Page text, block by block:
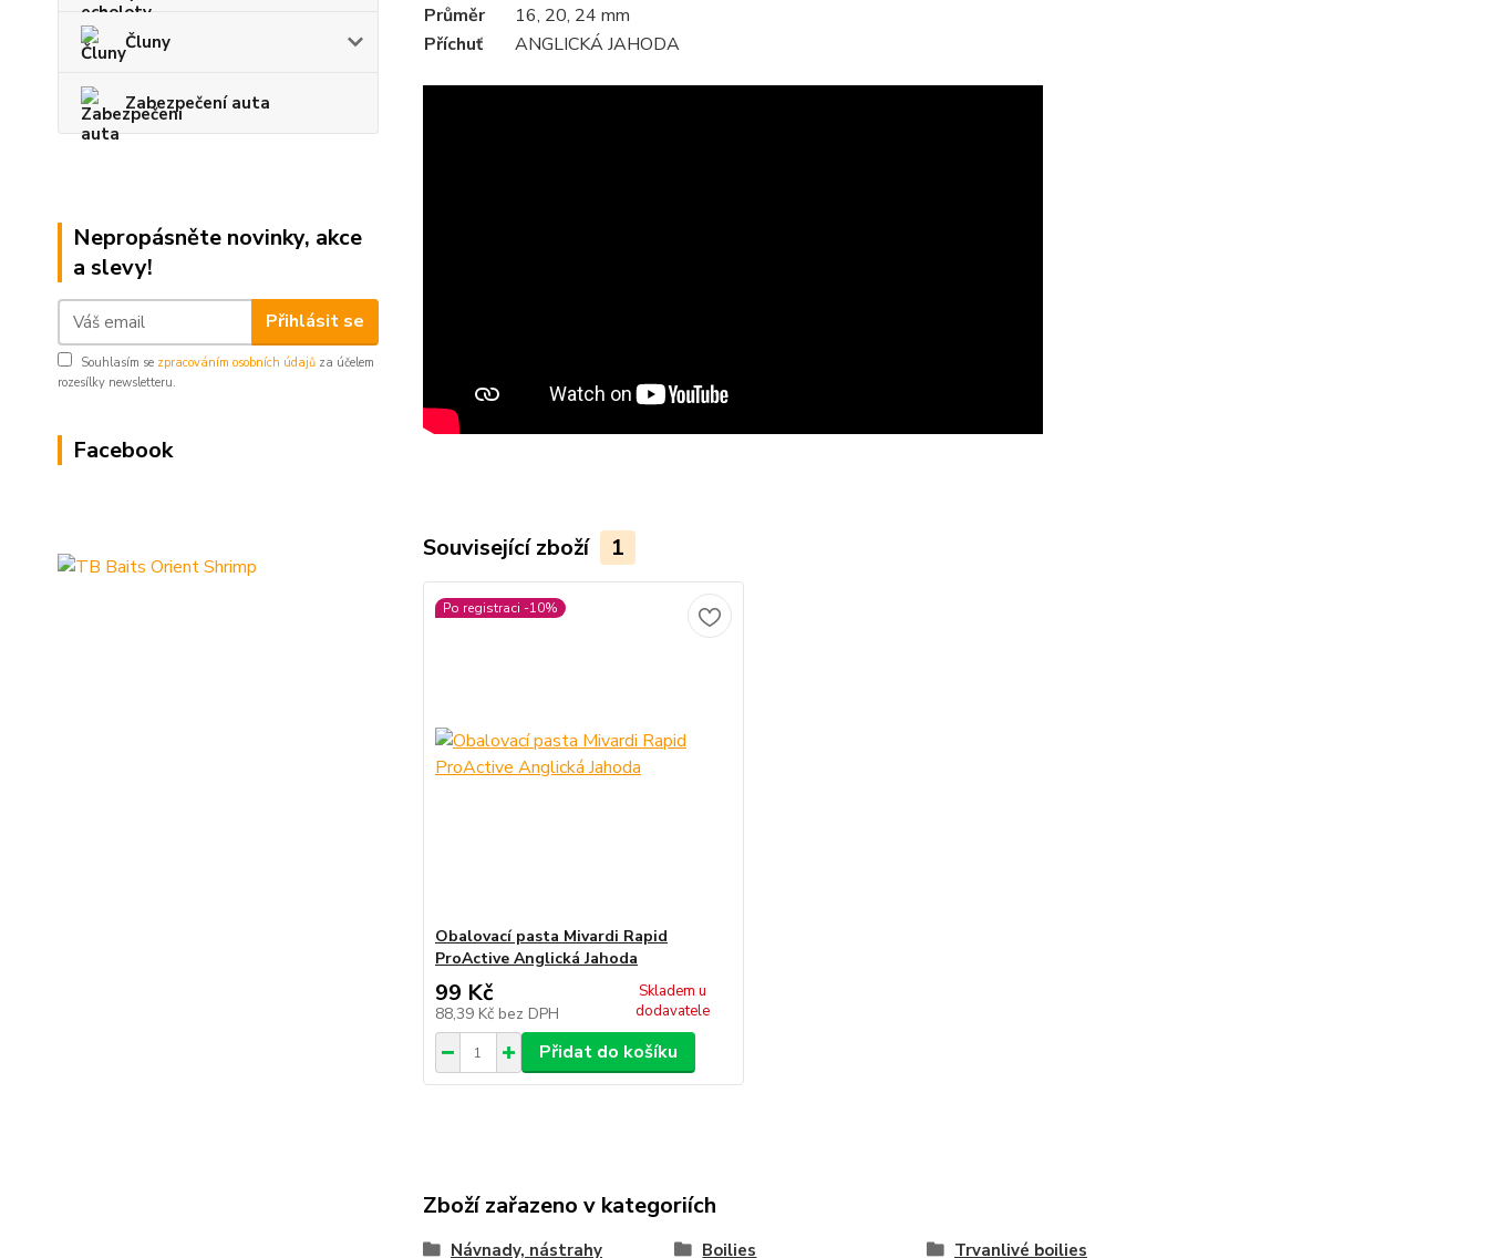
Čluny
Zabezpečení auta
Nepropásněte novinky, akce
a slevy!
Přihlásit se
Souhlasím se zpracováním osobních údajů za účelem
rozesílky newsletteru.
Facebook
Průměr
16, 20, 24 mm
Příchuť
ANGLICKÁ JAHODA
Související zboží 1
Po registraci -10%
Obalovací pasta Mivardi Rapid
ProActive Anglická Jahoda
99 Kč
88,39 Kč bez DPH
Skladem u
dodavatele
Přidat do košíku
Zboží zařazeno v kategoriích
Návnady, nástrahy Boilies Trvanlivé boilies